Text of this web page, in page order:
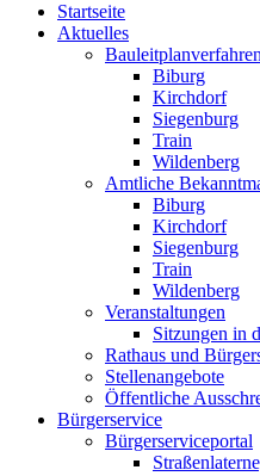
Startseite
Aktuelles
Bauleitplanverfahren
Biburg
Kirchdorf
Siegenburg
Train
Wildenberg
Amtliche
Biburg
Kirchdorf
Siegenburg
Train
Wildenberg
Veranstaltungen
Sitzungen in
Rathaus und
Stellenangebote
Öffentliche
Bürgerservice
Bürgerserviceportal